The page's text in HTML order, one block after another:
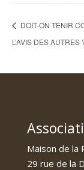
DOIT-ON TENIR
L’AVIS DES AUTRES
Maison de la
29 rue de la